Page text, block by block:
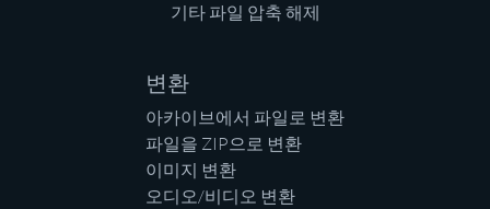
기타 파일 압축 해제
변환
아카이브에서 파일로 변환
파일을 ZIP으로 변환
이미지 변환
오디오/비디오 변환